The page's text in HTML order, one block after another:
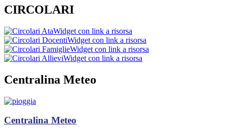
CIRCOLARI
Widget con link a risorsa
Widget con link a risorsa
Widget con link a risorsa
Widget con link a risorsa
Centralina Meteo
Centralina Meteo